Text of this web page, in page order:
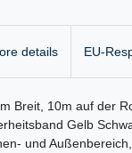
details EU-
Breit, 10m auf der
Gelb
und Außenbereich,